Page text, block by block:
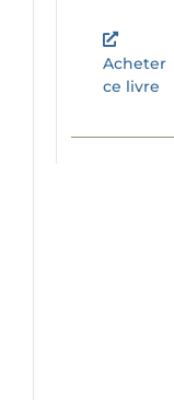
Acheter
ce livre